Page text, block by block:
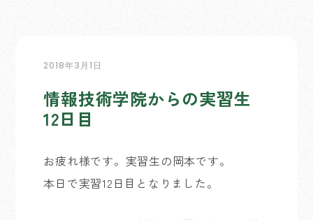
2018年3月1日
情報技術学院からの実習生
12日目
お疲れ様です。実習生の岡本です。
本日で実習12日目となりました。